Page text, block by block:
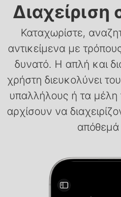
Διαχείριση
Καταχωρίστε,
αντικείμενα με
δυνατό. Η απλή και
χρήστη διευκολύνει
υπαλλήλους ή τα
αρχίσουν να